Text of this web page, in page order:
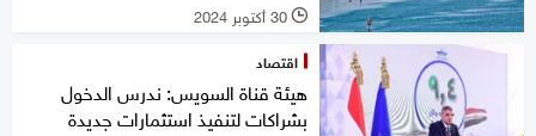
l 30 أكتوبر 2024
اقتصاد
هيئة قناة السويس: ندرس الدخول
بشراكات لتنفيذ استثمارات جديدة